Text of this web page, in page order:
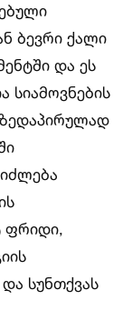
ბევრი ქალი
და ეს
სიამოვნების
ფრიდი,
სუნთქვას